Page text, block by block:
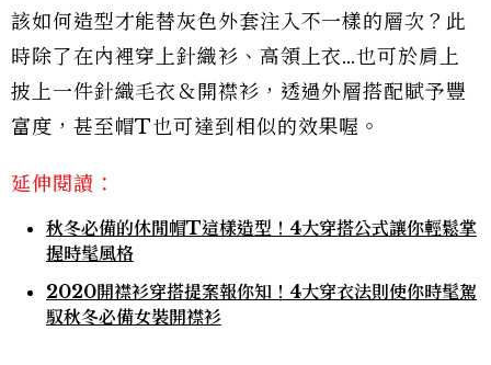
該如何造型才能替灰色外套注入不一樣的層次？此
時除了在內裡穿上針織衫、高領上衣…也可於肩上
披上一件針織毛衣＆開襟衫，透過外層搭配賦予豐
富度，甚至帽T也可達到相似的效果喔。
延伸閱讀：
秋冬必備的休閒帽T這樣造型！4大穿搭公式讓你輕鬆掌
握時髦風格
2020開襟衫穿搭提案報你知！4大穿衣法則使你時髦駕
馭秋冬必備女裝開襟衫